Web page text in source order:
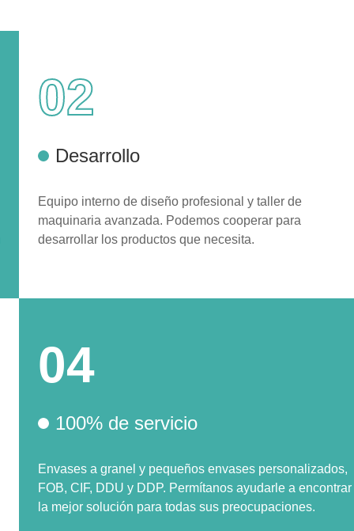
02
Desarrollo
Equipo interno de diseño profesional y taller de
maquinaria avanzada. Podemos cooperar para
desarrollar los productos que necesita.
04
100% de servicio
Envases a granel y pequeños envases personalizados,
FOB, CIF, DDU y DDP. Permítanos ayudarle a encontrar
la mejor solución para todas sus preocupaciones.